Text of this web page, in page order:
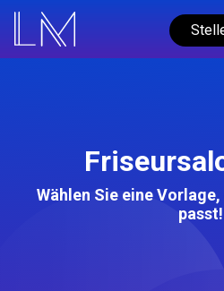
Wählen Sie eine
passt!